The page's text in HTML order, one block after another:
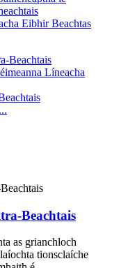
Eibhir Beachtas
Beachtais
as grianchloch
tionsclaíche